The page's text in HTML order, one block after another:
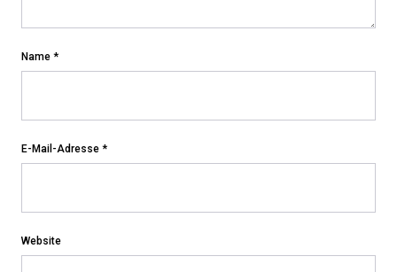
Name *
E-Mail-Adresse *
Website